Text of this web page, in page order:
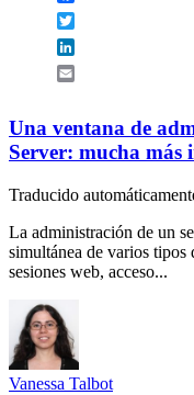
Una ventana de
Server: mucha más
Traducido
La administración de un
simultánea de varios tipos
sesiones web, acceso...
Vanessa Talbot